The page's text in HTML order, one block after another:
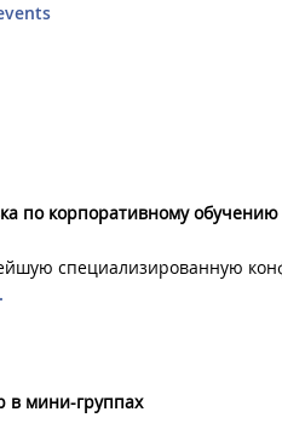
по корпоративному
специализированную
.
в мини-группах